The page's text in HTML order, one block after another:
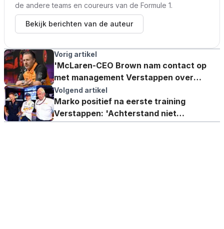
de andere teams en coureurs van de Formule 1.
Bekijk berichten van de auteur
Vorig artikel
'McLaren-CEO Brown nam contact op
met management Verstappen over
eventuele samenwerking'
Volgend artikel
Marko positief na eerste training
Verstappen: 'Achterstand niet
representatief'